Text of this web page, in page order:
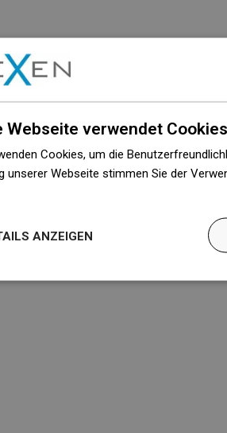
Webseite verwendet
Cookies, um die
unserer Webseite stimmen Sie der
ANZEIGEN